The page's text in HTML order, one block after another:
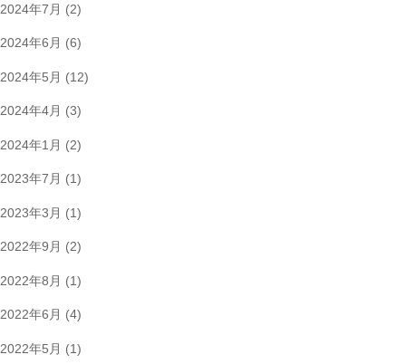
2024年7月 (2)
2024年6月 (6)
2024年5月 (12)
2024年4月 (3)
2024年1月 (2)
2023年7月 (1)
2023年3月 (1)
2022年9月 (2)
2022年8月 (1)
2022年6月 (4)
2022年5月 (1)